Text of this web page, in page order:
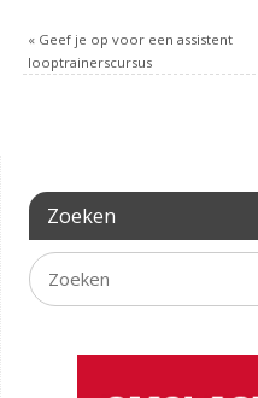
«Geef je op voor een assistent
looptrainerscursus
Zoeken